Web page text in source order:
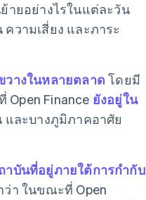
ายอย่างไรในแต่ละวัน
วามเสี่ยง และภาระ
วางในหลายตลาด โดยมี
Finance ยังอยู่ใน
และบางภูมิภาคอาศัย
าบันที่อยู่ภายใต้การกำกับ
า ในขณะที่ Open